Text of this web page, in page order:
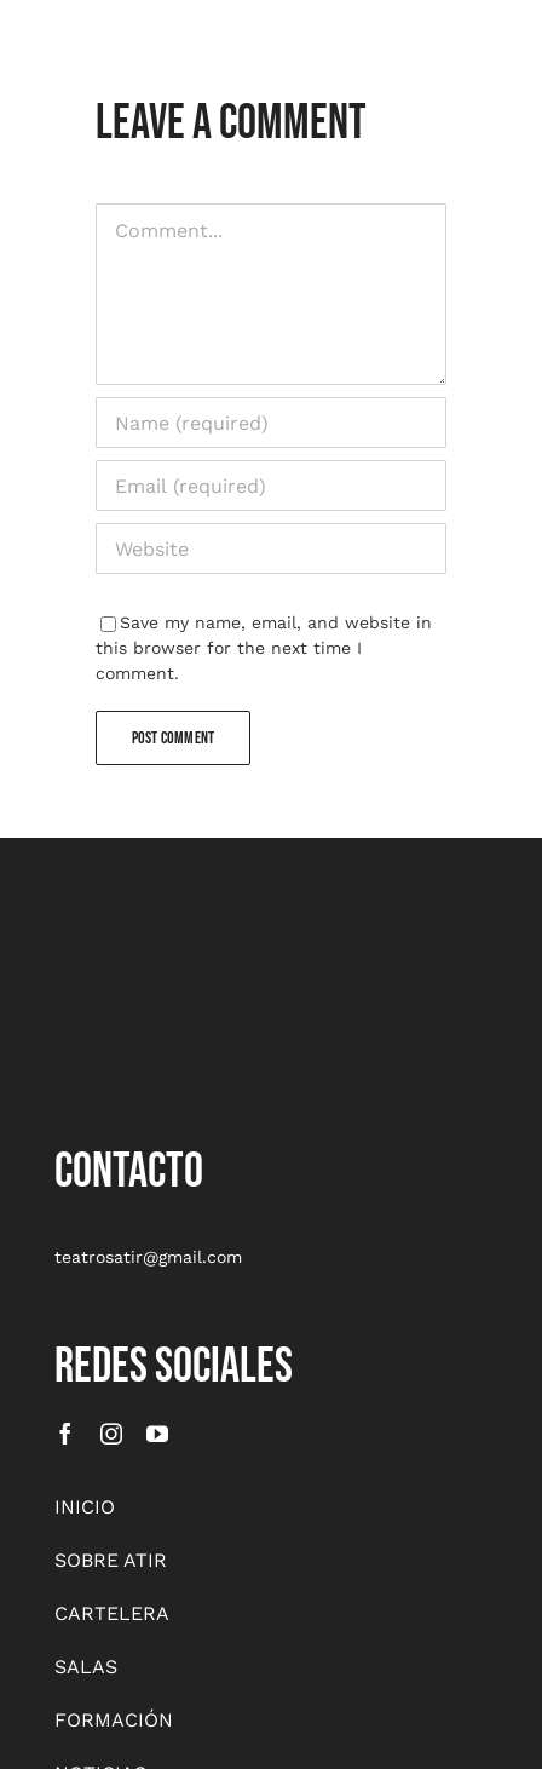
Leave A Comment
Save my name, email, and website in
this browser for the next time I
comment.
CONTACTO
teatrosatir@gmail.com
REDES SOCIALES
INICIO
SOBRE ATIR
CARTELERA
SALAS
FORMACIÓN